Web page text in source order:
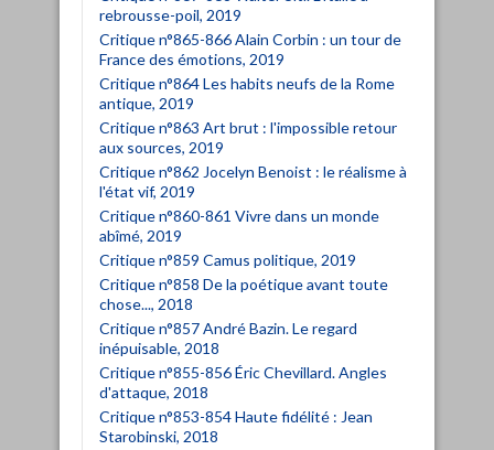
rebrousse-poil, 2019
Critique n°865-866 Alain Corbin : un tour de
France des émotions, 2019
Critique n°864 Les habits neufs de la Rome
antique, 2019
Critique n°863 Art brut : l'impossible retour
aux sources, 2019
Critique n°862 Jocelyn Benoist : le réalisme à
l'état vif, 2019
Critique n°860-861 Vivre dans un monde
abîmé, 2019
Critique n°859 Camus politique, 2019
Critique n°858 De la poétique avant toute
chose..., 2018
Critique n°857 André Bazin. Le regard
inépuisable, 2018
Critique n°855-856 Éric Chevillard. Angles
d'attaque, 2018
Critique n°853-854 Haute fidélité : Jean
Starobinski, 2018